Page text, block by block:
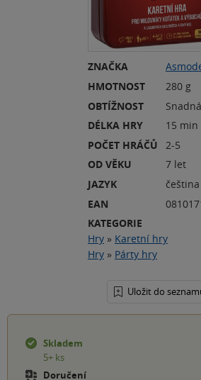
ZNAČKA
HMOTNOST
280 g
OBTÍŽNOST
Snadná
DÉLKA HRY
15 min
POČET HRÁČŮ
2-5
OD VĚKU
7 let
JAZYK
čeština
EAN
KATEGORIE
Hry » Karetní hry
Hry » Párty hry
Uložit do
Skladem
5+ ks
Doručení